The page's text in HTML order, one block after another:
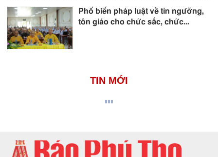
Phổ biến pháp luật về tín ngưỡng,
tôn giáo cho chức sắc, chức...
TIN MỚI